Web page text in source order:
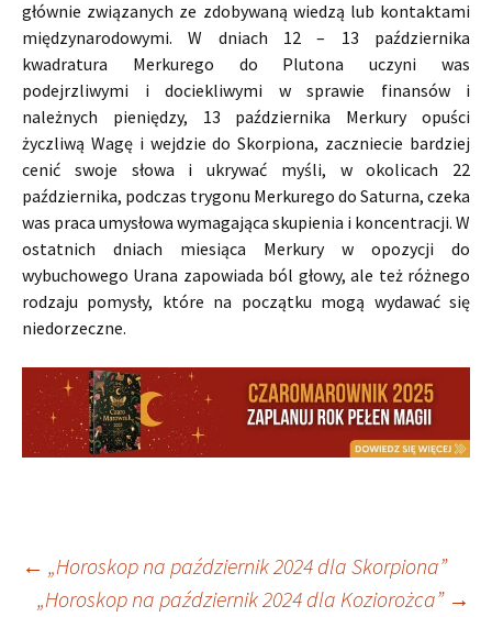
głównie związanych ze zdobywaną wiedzą lub kontaktami
międzynarodowymi. W dniach 12 – 13 października
kwadratura Merkurego do Plutona uczyni was
podejrzliwymi i dociekliwymi w sprawie finansów i
należnych pieniędzy, 13 października Merkury opuści
życzliwą Wagę i wejdzie do Skorpiona, zaczniecie bardziej
cenić swoje słowa i ukrywać myśli, w okolicach 22
października, podczas trygonu Merkurego do Saturna, czeka
was praca umysłowa wymagająca skupienia i koncentracji. W
ostatnich dniach miesiąca Merkury w opozycji do
wybuchowego Urana zapowiada ból głowy, ale też różnego
rodzaju pomysły, które na początku mogą wydawać się
niedorzeczne.
Nawigacja
← „Horoskop na październik 2024 dla Skorpiona”
„Horoskop na październik 2024 dla Koziorożca” →